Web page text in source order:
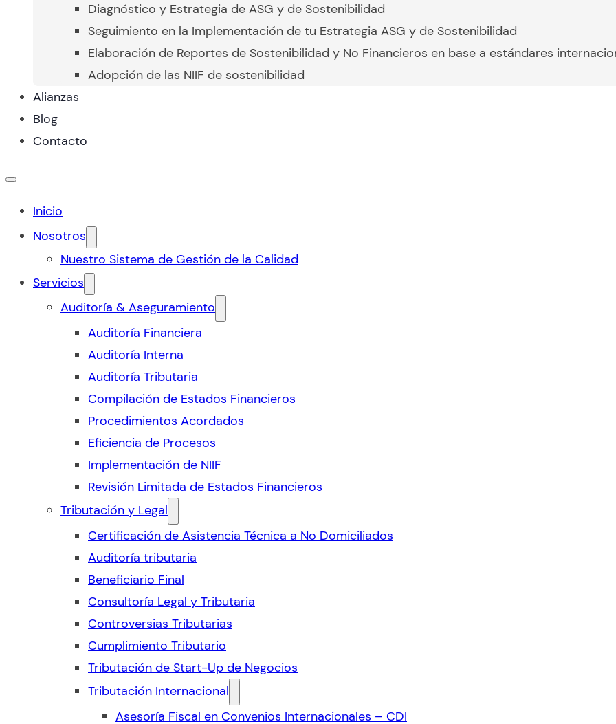
Diagnóstico y Estrategia de ASG y de Sostenibilidad
Seguimiento en la Implementación de tu Estrategia ASG y de Sostenibilidad
Elaboración de Reportes de Sostenibilidad y No Financieros en base a estándares
Adopción de las NIIF de sostenibilidad
Alianzas
Blog
Contacto
Inicio
Nosotros
Nuestro Sistema de Gestión de la Calidad
Servicios
Auditoría & Aseguramiento
Auditoría Financiera
Auditoría Interna
Auditoría Tributaria
Compilación de Estados Financieros
Procedimientos Acordados
Eficiencia de Procesos
Implementación de NIIF
Revisión Limitada de Estados Financieros
Tributación y Legal
Certificación de Asistencia Técnica a No Domiciliados
Auditoría tributaria
Beneficiario Final
Consultoría Legal y Tributaria
Controversias Tributarias
Cumplimiento Tributario
Tributación de Start-Up de Negocios
Tributación Internacional
Asesoría Fiscal en Convenios Internacionales – CDI